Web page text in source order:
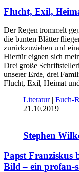
Flucht, Exil,
Der Regen trommelt
die bunten Blätter
zurückzuziehen und
Hierfür eignen sich
Drei große
unserer Erde, drei
Flucht, Exil, Heimat
Literatur| Buch-
21.10.2019
Stephen
Papst Franziskus
Bild – ein profan-